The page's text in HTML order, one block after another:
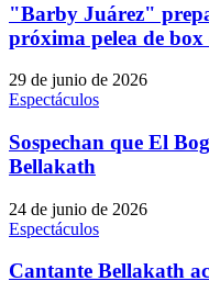
"Barby Juárez"
próxima pelea de
29 de junio de 2026
Espectáculos
Sospechan que El
Bellakath
24 de junio de 2026
Espectáculos
Cantante Bellakath